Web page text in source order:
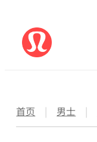
首页 | 男士 |